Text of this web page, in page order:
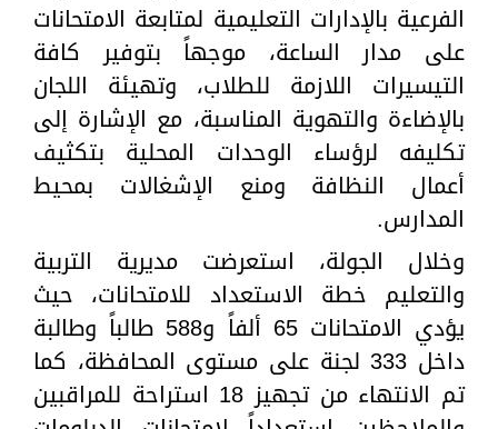
الفرعية بالإدارات التعليمية لمتابعة الامتحانات
على مدار الساعة، موجهاً بتوفير كافة
التيسيرات اللازمة للطلاب، وتهيئة اللجان
بالإضاءة والتهوية المناسبة، مع الإشارة إلى
تكليفه لرؤساء الوحدات المحلية بتكثيف
أعمال النظافة ومنع الإشغالات بمحيط
المدارس.
وخلال الجولة، استعرضت مديرية التربية
والتعليم خطة الاستعداد للامتحانات، حيث
يؤدي الامتحانات 65 ألفاً و588 طالباً وطالبة
داخل 333 لجنة على مستوى المحافظة، كما
تم الانتهاء من تجهيز 18 استراحة للمراقبين